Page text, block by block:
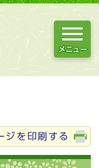
メニュー
ジを印刷する